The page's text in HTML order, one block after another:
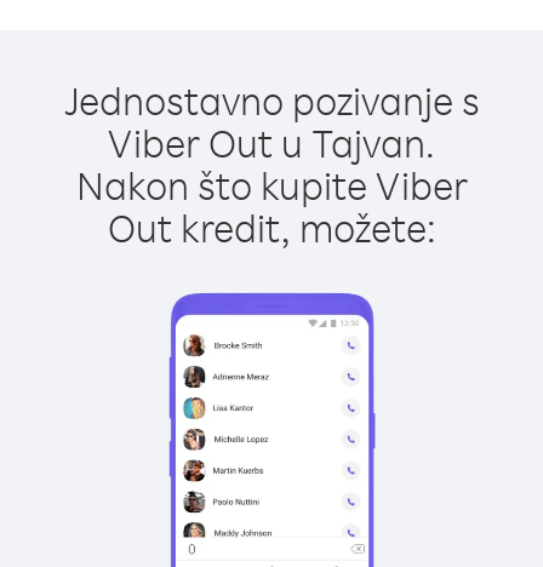
Jednostavno pozivanje s
Viber Out u Tajvan.
Nakon što kupite Viber
Out kredit, možete: